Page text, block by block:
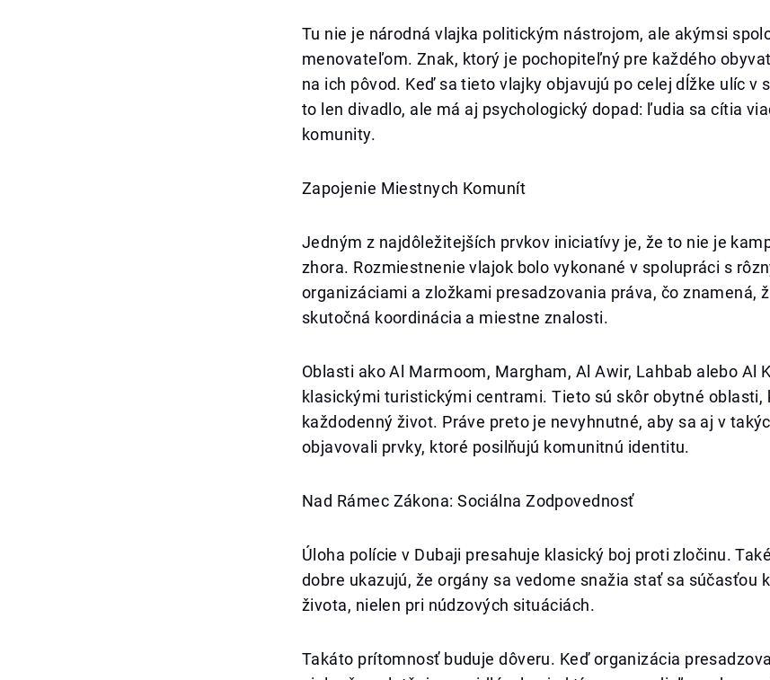
Tu nie je národná vlajka politickým nástrojom, ale akýmsi
menovateľom. Znak, ktorý je pochopiteľný pre každého
na ich pôvod. Keď sa tieto vlajky objavujú po celej dĺžke ulíc v
to len divadlo, ale má aj psychologický dopad: ľudia sa cítia
komunity.
Zapojenie Miestnych Komunít
Jedným z najdôležitejších prvkov iniciatívy je, že to nie je
zhora. Rozmiestnenie vlajok bolo vykonané v spolupráci s
organizáciami a zložkami presadzovania práva, čo znamená,
skutočná koordinácia a miestne znalosti.
Oblasti ako Al Marmoom, Margham, Al Awir, Lahbab alebo Al
klasickými turistickými centrami. Tieto sú skôr obytné oblasti,
každodenný život. Práve preto je nevyhnutné, aby sa aj v
objavovali prvky, ktoré posilňujú komunitnú identitu.
Nad Rámec Zákona: Sociálna Zodpovednosť
Úloha polície v Dubaji presahuje klasický boj proti zločinu.
dobre ukazujú, že orgány sa vedome snažia stať sa súčasťou
života, nielen pri núdzových situáciách.
Takáto prítomnosť buduje dôveru. Keď organizácia